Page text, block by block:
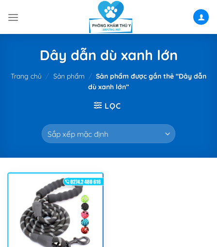
Dây dẫn dù xanh lớn
Trang chủ / Sản phẩm / Sản phẩm được gắn thẻ “Dây dẫn
dù xanh lớn”
LỌC